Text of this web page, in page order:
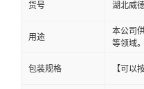
货号 湖北威
用途
本公司
等领域。
包装规格 【可以